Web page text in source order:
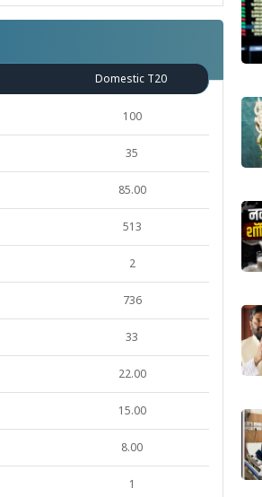
Domestic T20
100
35
85.00
513
2
736
33
22.00
15.00
8.00
1